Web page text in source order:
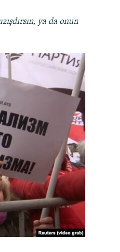
ya da onun